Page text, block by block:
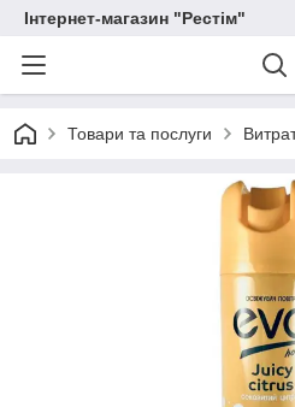
Інтернет-магазин "Рестім"
Товари та послуги